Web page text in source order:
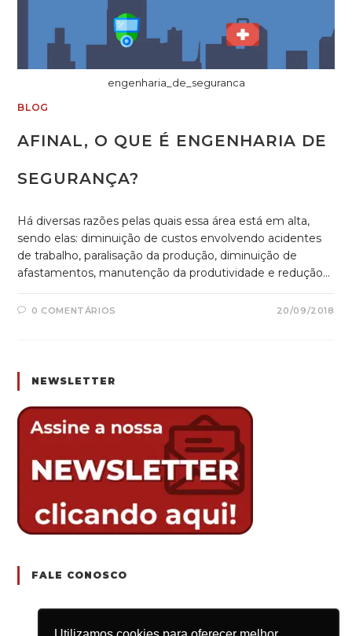
engenharia_de_seguranca
BLOG
AFINAL, O QUE É ENGENHARIA DE
SEGURANÇA?
Há diversas razões pelas quais essa área está em alta,
sendo elas: diminuição de custos envolvendo acidentes
de trabalho, paralisação da produção, diminuição de
afastamentos, manutenção da produtividade e redução…
0 COMENTÁRIOS 20/09/2018
NEWSLETTER
FALE CONOSCO